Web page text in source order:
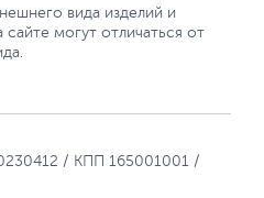
вида изделий и
могут отличаться от
/ КПП 165001001 /